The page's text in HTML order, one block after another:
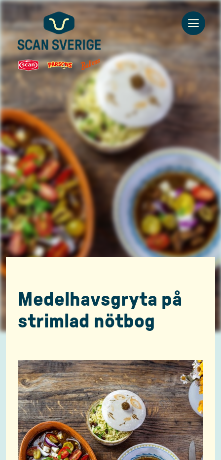
Go to main content
Medelhavsgryta på
strimlad nötbog